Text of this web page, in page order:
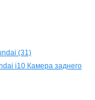
(31)
Камера заднего